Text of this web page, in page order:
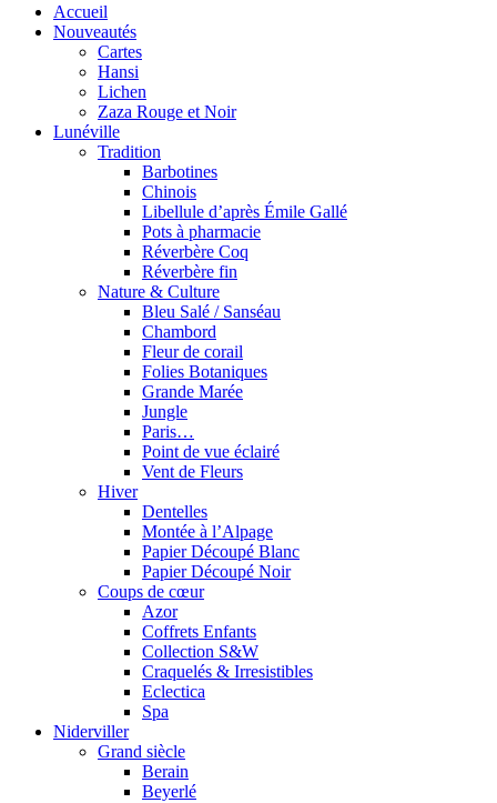
Accueil
Nouveautés
Cartes
Hansi
Lichen
Zaza Rouge et Noir
Lunéville
Tradition
Barbotines
Chinois
Libellule d’après Émile Gallé
Pots à pharmacie
Réverbère Coq
Réverbère fin
Nature & Culture
Bleu Salé / Sanséau
Chambord
Fleur de corail
Folies Botaniques
Grande Marée
Jungle
Paris…
Point de vue éclairé
Vent de Fleurs
Hiver
Dentelles
Montée à l’Alpage
Papier Découpé Blanc
Papier Découpé Noir
Coups de cœur
Azor
Coffrets Enfants
Collection S&W
Craquelés & Irresistibles
Eclectica
Spa
Niderviller
Grand siècle
Berain
Beyerlé